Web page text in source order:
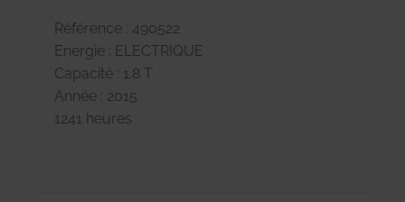
Référence : 490522
Energie : ELECTRIQUE
Capacité : 1.8 T
Année : 2015
1241 heures